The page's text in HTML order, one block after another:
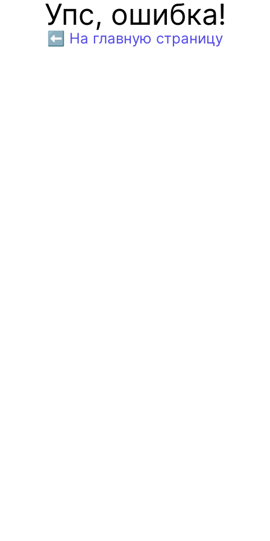
Упс, ошибка!
⬅️ На главную страницу